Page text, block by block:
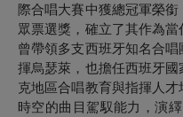
際合唱大賽中獲總冠軍榮
眾票選獎，確立了其作為當
曾帶領多支西班牙知名合
揮烏瑟萊，也擔任西班牙
克地區合唱教育與指揮人
時空的曲目駕馭能力，演